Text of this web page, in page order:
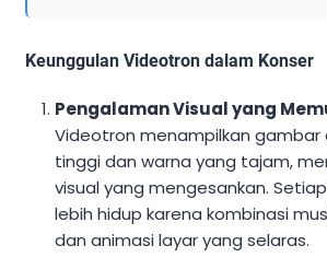
Keunggulan Videotron dalam Konser
Pengalaman Visual yang
Videotron menampilkan gambar
tinggi dan warna yang tajam,
visual yang mengesankan.
lebih hidup karena kombinasi
dan animasi layar yang selaras.